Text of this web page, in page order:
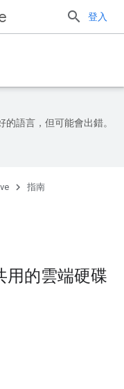
登入
語言，但可能會出錯。
指南
用的雲端硬碟